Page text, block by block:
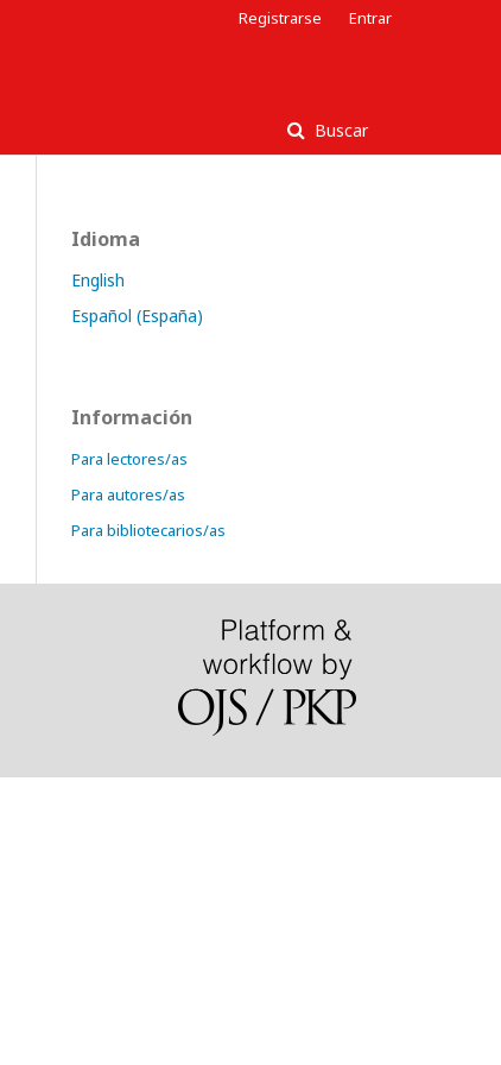
Buscar
Registrarse Entrar
Idioma
English
Español (España)
Información
Para lectores/as
Para autores/as
Para bibliotecarios/as